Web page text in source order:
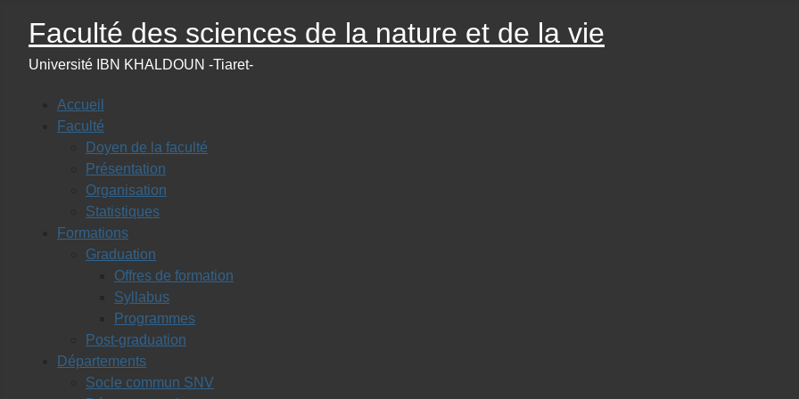
Faculté des sciences de la nature et de la vie
Université IBN KHALDOUN -Tiaret-
Accueil
Faculté
Doyen de la faculté
Présentation
Organisation
Statistiques
Formations
Graduation
Offres de formation
Syllabus
Programmes
Post-graduation
Départements
Socle commun SNV